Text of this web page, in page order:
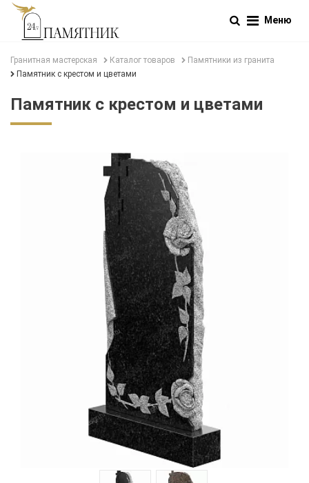
Меню
Гранитная мастерская Каталог товаров
Памятники из гранита
Памятник с крестом и цветами
Памятник с крестом и цветами